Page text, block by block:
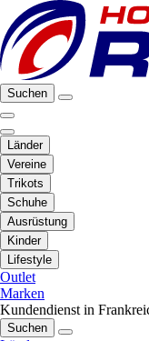
Suchen
Länder
Vereine
Trikots
Schuhe
Ausrüstung
Kinder
Lifestyle
Outlet
Marken
Kundendienst in
Suchen